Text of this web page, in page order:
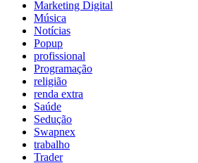
Marketing Digital
Música
Notícias
Popup
profissional
Programação
religião
renda extra
Saúde
Sedução
Swapnex
trabalho
Trader